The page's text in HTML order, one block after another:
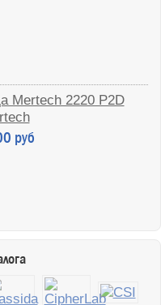
Mertech 2220 P2D
руб